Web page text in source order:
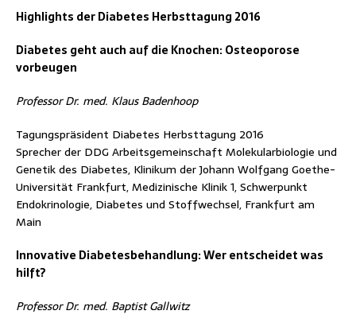
Highlights der Diabetes Herbsttagung 2016
Diabetes geht auch auf die Knochen: Osteoporose
vorbeugen
Professor Dr. med. Klaus Badenhoop
Tagungspräsident Diabetes Herbsttagung 2016
Sprecher der DDG Arbeitsgemeinschaft Molekularbiologie und
Genetik des Diabetes, Klinikum der Johann Wolfgang Goethe-
Universität Frankfurt, Medizinische Klinik 1, Schwerpunkt
Endokrinologie, Diabetes und Stoffwechsel, Frankfurt am
Main
Innovative Diabetesbehandlung: Wer entscheidet was
hilft?
Professor Dr. med. Baptist Gallwitz